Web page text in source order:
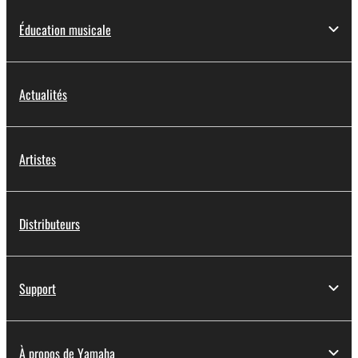
Éducation musicale
Actualités
Artistes
Distributeurs
Support
À propos de Yamaha